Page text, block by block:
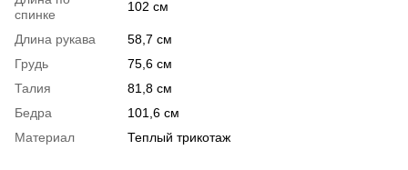
спинке
102 см
Длина рукава
58,7 см
Грудь
75,6 см
Талия
81,8 см
Бедра
101,6 см
Материал
Теплый трикотаж